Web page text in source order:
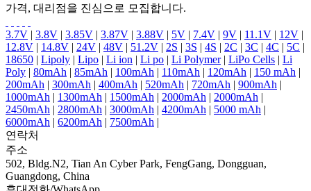
가격, 대리점을 진심으로 모집합니다.
3.7V | 3.8V | 3.85V | 3.87V | 3.88V | 5V | 7.4V | 9V | 11.1V | 12V |
12.8V | 14.8V | 24V | 48V | 51.2V | 2S | 3S | 4S | 2C | 3C | 4C | 5C |
18650 | Lipoly | Lipo | Li ion | Li po | Li Polymer| LiPo Cells | Li
Poly | 80mAh | 85mAh | 100mAh | 110mAh | 120mAh | 150 mAh |
200mAh | 300mAh | 400mAh | 520mAh | 720mAh | 900mAh |
1000mAh | 1300mAh | 1500mAh | 2000mAh | 2000mAh |
2450mAh | 2800mAh | 3000mAh | 4200mAh | 5000 mAh |
6000mAh | 6200mAh | 7500mAh |
연락처
주소
502, Bldg.N2, Tian An Cyber Park, FengGang, Dongguan,
Guangdong, China